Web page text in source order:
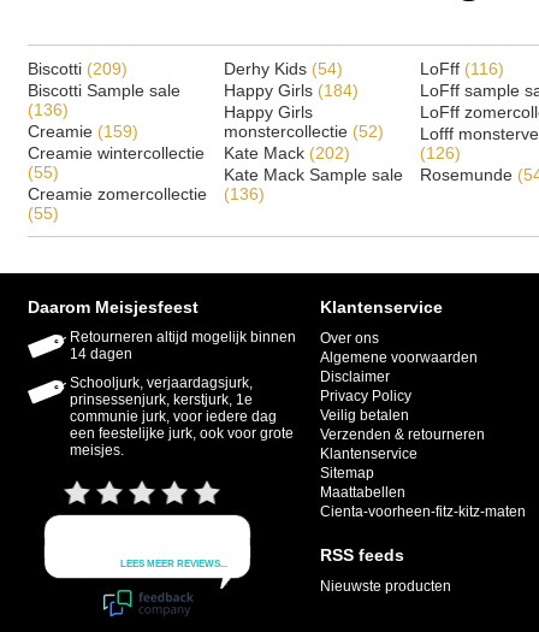
Biscotti (209)
Biscotti Sample sale
(136)
Creamie (159)
Creamie wintercollectie
(55)
Creamie zomercollectie
(55)
Derhy Kids (54)
Happy Girls (184)
Happy Girls
monstercollectie (52)
Kate Mack (202)
Kate Mack Sample sale
(136)
LoFff (116)
LoFff sample
LoFff
Lofff
(126)
Rosemunde
Daarom Meisjesfeest
Retourneren altijd mogelijk binnen
14 dagen
Schooljurk, verjaardagsjurk,
prinsessenjurk, kerstjurk, 1e
communie jurk, voor iedere dag
een feestelijke jurk, ook voor grote
meisjes.
Klantenservice
Over ons
Algemene voorwaarden
Disclaimer
Privacy Policy
Veilig betalen
Verzenden & retourneren
Klantenservice
Sitemap
Maattabellen
Cienta-voorheen-fitz-kitz-maten
RSS feeds
Nieuwste producten